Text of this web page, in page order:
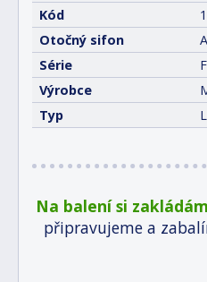
Kód
Otočný sifon
Série
Výrobce
Typ
Na balení si
připravujeme a